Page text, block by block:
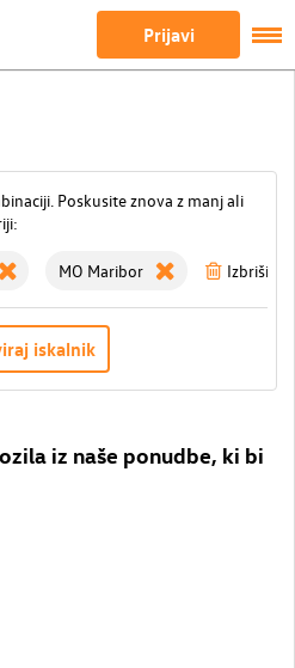
Prijavi
Poskusite znova z manj ali
MO Maribor Izbriši
iskalnik
iz naše ponudbe, ki bi